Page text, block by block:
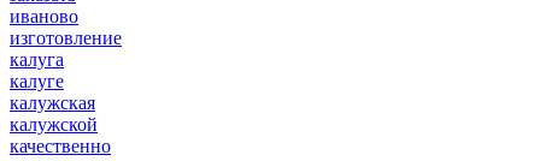
иваново
изготовление
калуга
калуге
калужская
калужской
качественно